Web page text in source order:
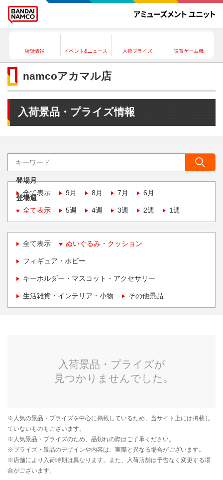
店舗情報 イベント&ニュース 入荷プライズ 設置ゲーム機
namcoアカマル店
入荷景品・プライズ情報
登場月
全て表示
9月 8月 7月 6月
登場週
全て表示
5週 4週 3週 2週 1週
全て表示 ぬいぐるみ・クッション
フィギュア・ホビー
キーホルダー・マスコット・アクセサリー
生活雑貨・インテリア・小物 その他景品